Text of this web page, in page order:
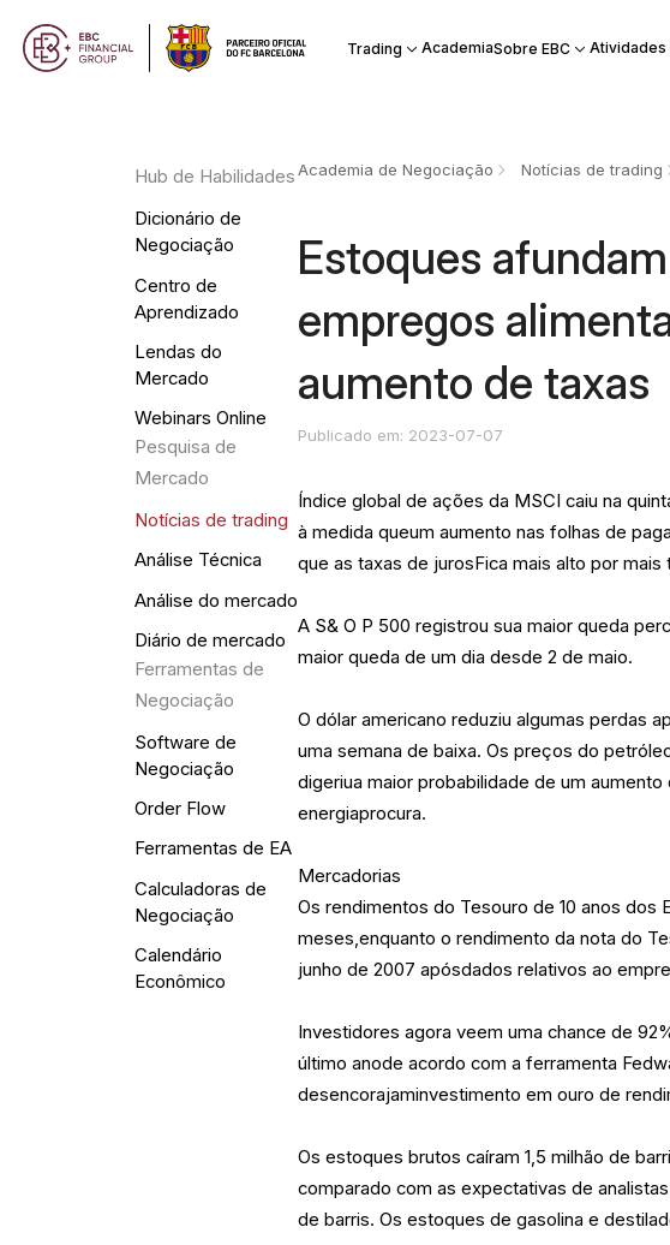
Trading AcademiaSobre EBC Atividades
Hub de Habilidades
Dicionário de
Negociação
Centro de
Aprendizado
Lendas do
Mercado
Webinars Online
Pesquisa de
Mercado
Notícias de trading
Análise Técnica
Análise do mercado
Diário de mercado
Ferramentas de
Negociação
Software de
Negociação
Order Flow
Ferramentas de EA
Calculadoras de
Negociação
Calendário
Econômico
Academia de Negociação Notícias de trading
Estoques
empregos
aumento de taxas
Publicado em: 2023-07-07
Índice global de ações da MSCI caiu na
à medida queum aumento nas folhas de
que as taxas de jurosFica mais alto por mais
A S& O P 500 registrou sua maior queda
maior queda de um dia desde 2 de maio.
O dólar americano reduziu algumas perdas
uma semana de baixa. Os preços do
digeriua maior probabilidade de um
energiaprocura.
Mercadorias
Os rendimentos do Tesouro de 10 anos dos
meses,enquanto o rendimento da nota do
junho de 2007 apósdados relativos ao
Investidores agora veem uma chance de
último anode acordo com a ferramenta
desencorajaminvestimento em ouro de
Os estoques brutos caíram 1,5 milhão de
comparado com as expectativas de
de barris. Os estoques de gasolina e